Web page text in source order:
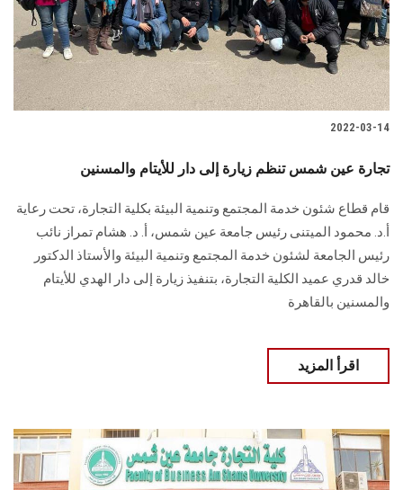
هيئة التدريس
الدراسات العليا
الزائـرون
سجل الان
2022-03-14
تجارة عين شمس تنظم زيارة إلى دار للأيتام والمسنين
قام قطاع شئون خدمة المجتمع وتنمية البيئة بكلية التجارة، تحت رعاية
أ.د. محمود الميتنى رئيس جامعة عين شمس، أ. د. هشام تمراز نائب
رئيس الجامعة لشئون خدمة المجتمع وتنمية البيئة والأستاذ الدكتور
خالد قدري عميد الكلية التجارة، بتنفيذ زيارة إلى دار الهدي للأيتام
والمسنين بالقاهرة
اقرأ المزيد